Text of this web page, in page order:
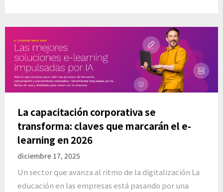
La capacitación corporativa se
transforma: claves que marcarán el e-
learning en 2026
diciembre 17, 2025
Un sector que avanza al ritmo de la digitalización La
educación en las empresas está pasando por una